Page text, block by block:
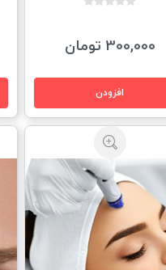
300,000 تومان